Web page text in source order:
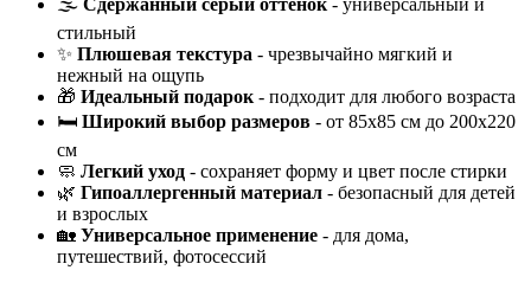
🌫️ Сдержанный серый оттенок - универсальный и
стильный
✨ Плюшевая текстура - чрезвычайно мягкий и
нежный на ощупь
🎁 Идеальный подарок - подходит для любого возраста
🛏️ Широкий выбор размеров - от 85х85 см до 200х220
см
🧼 Легкий уход - сохраняет форму и цвет после стирки
🌿 Гипоаллергенный материал - безопасный для детей
и взрослых
🏡 Универсальное применение - для дома,
путешествий, фотосессий